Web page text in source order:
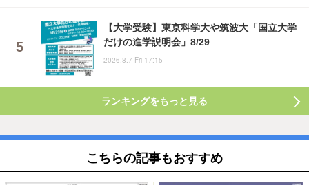
【大学受験】東京科学大や筑波大「国立大学
だけの進学説明会」8/29
2026.8.7 Fri 17:15
ランキングをもっと見る
こちらの記事もおすすめ